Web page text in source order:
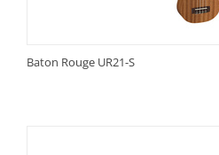
Baton Rouge UR21-S